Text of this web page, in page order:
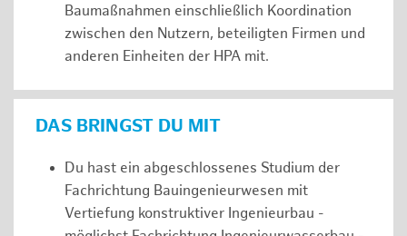
Baumaßnahmen einschließlich Koordination
zwischen den Nutzern, beteiligten Firmen und
anderen Einheiten der HPA mit.
DAS BRINGST DU MIT
Du hast ein abgeschlossenes Studium der
Fachrichtung Bauingenieurwesen mit
Vertiefung konstruktiver Ingenieurbau -